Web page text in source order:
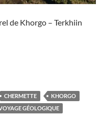
de Khorgo – Terkhiin
exceptionnel en
CHERMETTE
KHORGO
GÉOLOGIQUE